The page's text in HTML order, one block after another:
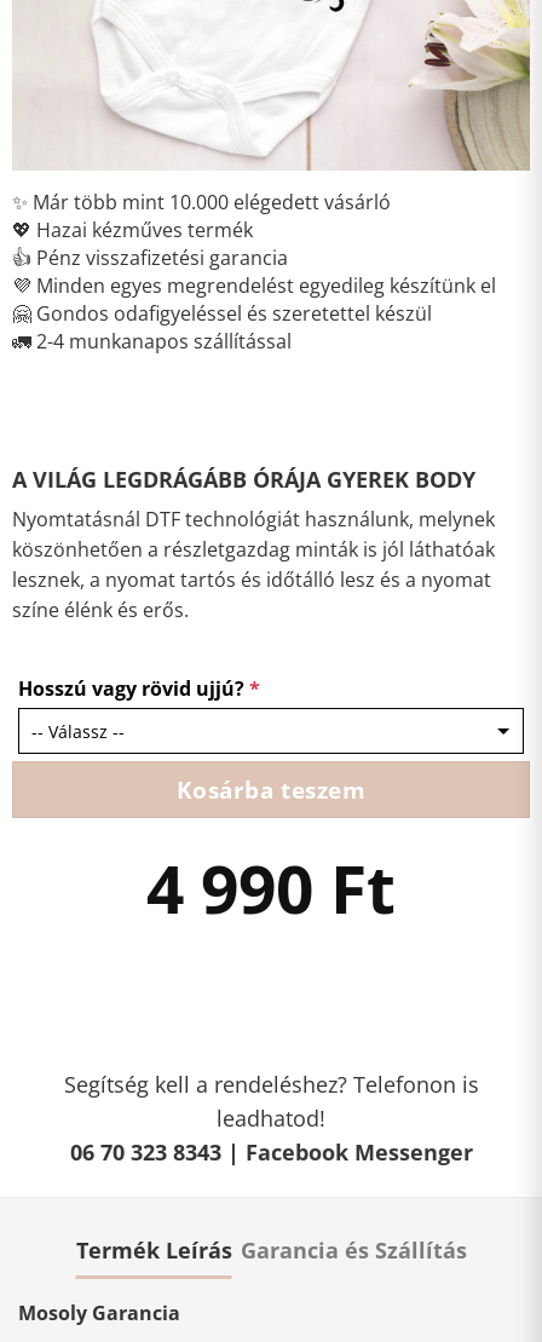
✨ Már több mint 10.000 elégedett vásárló
💖 Hazai kézműves termék
👍 Pénz visszafizetési garancia
💜 Minden egyes megrendelést egyedileg készítünk el
🤗 Gondos odafigyeléssel és szeretettel készül
🚛 2-4 munkanapos szállítással
A VILÁG LEGDRÁGÁBB ÓRÁJA GYEREK BODY
Nyomtatásnál DTF technológiát használunk, melynek
köszönhetően a részletgazdag minták is jól láthatóak
lesznek, a nyomat tartós és időtálló lesz és a nyomat
színe élénk és erős.
Hosszú vagy rövid ujjú?*
Kosárba teszem
4 990 Ft
Segítség kell a rendeléshez? Telefonon is
leadhatod!
06 70 323 8343 | Facebook Messenger
Termék Leírás Garancia és Szállítás
Mosoly Garancia